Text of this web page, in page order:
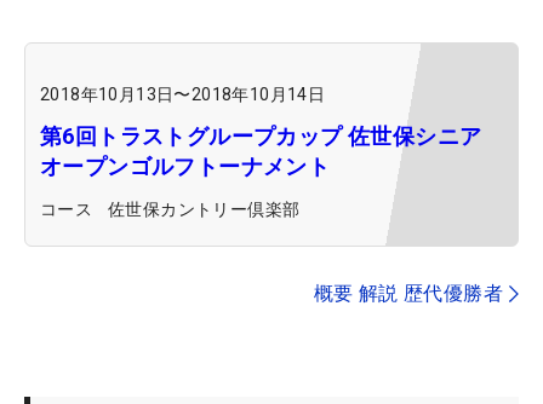
2018年10月13日〜2018年10月14日
第6回トラストグループカップ 佐世保シニア
オープンゴルフトーナメント
コース 佐世保カントリー倶楽部
概要 解説 歴代優勝者